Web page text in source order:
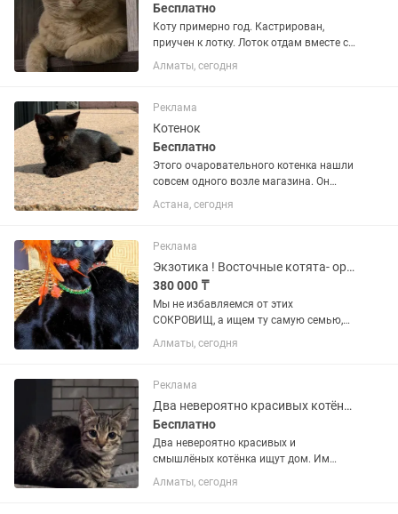
Бесплатно
Коту примерно год. Кастрирован,
приучен к лотку. Лоток отдам вместе с
ним. Очень любит быть рядом с
человеком: часто спит у ног, лежит на
иногда может слегка...
Алматы, сегодня
Реклама
Котенок
Бесплатно
Этого очаровательного котенка нашли
совсем одного возле магазина. Он
громко звал на помощь и мог попасть
под машину, поэтому мы не смогли
в безопасности. Ему...
Астана, сегодня
Реклама
Экзотика ! Восточные котята- орики
380 000 ₸
Мы не избавляемся от этих
СОКРОВИЩ, а ищем ту самую семью,
которую выберут они ... Нам Важно,
чтобы наши животные, жили в
они дарили людям свою искреннюю
любовь...
Алматы, сегодня
Реклама
Два невероятно красивых котёнка ищут терпеливых хозяев
Бесплатно
Два невероятно красивых и
смышлёных котёнка ищут дом. Им
примерно по три месяца. Они
активные, любознательные и очень
Алматы, сегодня